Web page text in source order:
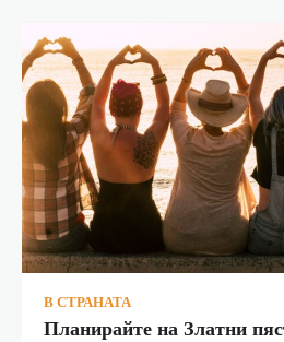
В СТРАНАТА
Планирайте на Златни